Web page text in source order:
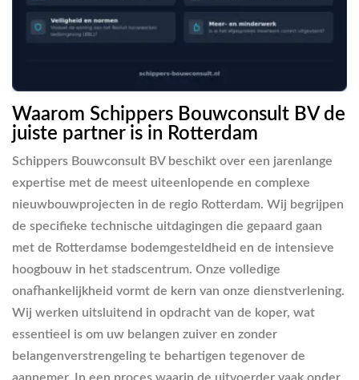
Waarom Schippers Bouwconsult BV de
juiste partner is in Rotterdam
Schippers Bouwconsult BV beschikt over een jarenlange
expertise met de meest uiteenlopende en complexe
nieuwbouwprojecten in de regio Rotterdam. Wij begrijpen
de specifieke technische uitdagingen die gepaard gaan
met de Rotterdamse bodemgesteldheid en de intensieve
hoogbouw in het stadscentrum. Onze volledige
onafhankelijkheid vormt de kern van onze dienstverlening.
Wij werken uitsluitend in opdracht van de koper, wat
essentieel is om uw belangen zuiver en zonder
belangenverstrengeling te behartigen tegenover de